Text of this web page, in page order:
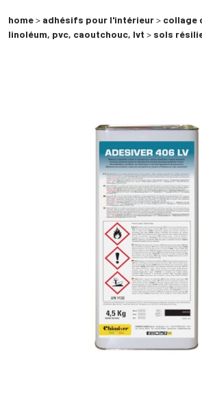
home> adhésifs pour l'intérieur> collage
linoléum, pvc, caoutchouc, lvt > sols